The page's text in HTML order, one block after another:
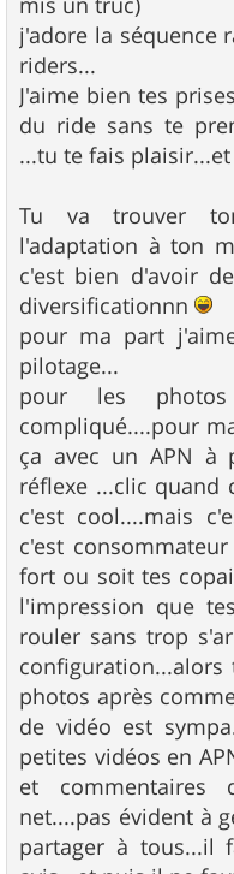
j'adore la séquence
riders...
J'aime bien tes
du ride sans te
...tu te fais
Tu va trouver
l'adaptation à ton
c'est bien d'avoir
diversificationnn
pour ma part
pilotage...
pour les
compliqué....pour
ça avec un APN à
réflexe ...clic quand
c'est cool....mais
c'est
fort ou soit tes
l'impression que
rouler sans trop
photos après
de vidéo est
petites vidéos en
et
net....pas évident à
partager à tous...il